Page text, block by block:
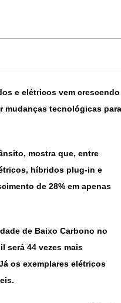
e elétricos vem crescendo
mudanças tecnológicas para
mostra que, entre
híbridos plug-in e
de 28% em apenas
de Baixo Carbono no
será 44 vezes mais
os exemplares elétricos